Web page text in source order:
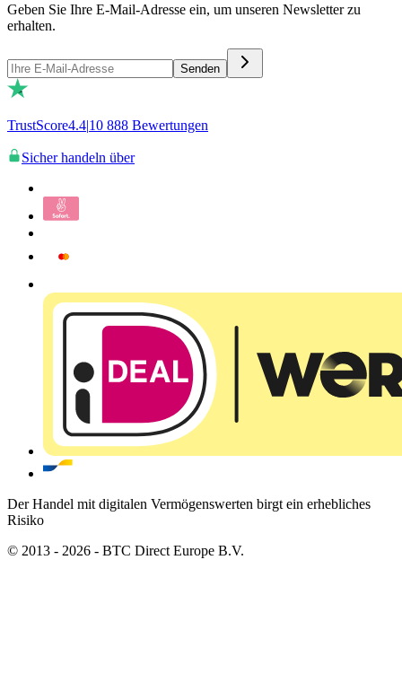
Geben Sie Ihre E-Mail-Adresse ein, um unseren Newsletter zu
erhalten.
Senden
TrustScore4.4|10 888 Bewertungen
Sicher handeln über
Der Handel mit digitalen Vermögenswerten birgt ein erhebliches
Risiko
© 2013 - 2026 - BTC Direct Europe B.V.